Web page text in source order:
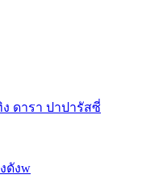
ดารา ปาปารัสซี่
ดังw